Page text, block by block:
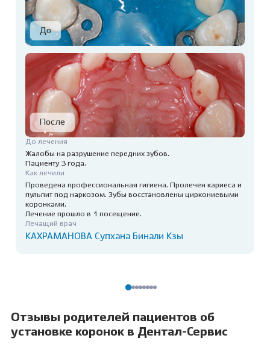
До лечения
Жалобы на разрушение передних зубов.
Пациенту 3 года.
Как лечили
Проведена профессиональная гигиена. Пролечен кариеса и
пульпит под наркозом. Зубы восстановлены циркониевыми
коронками.
Лечение прошло в 1 посещение.
Лечащий врач
КАХРАМАНОВА Супхана Бинали Кзы
Отзывы родителей пациентов об
установке коронок в Дентал-Сервис